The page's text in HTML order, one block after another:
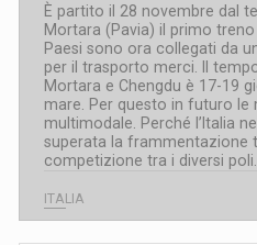
È partito il 28 novembre dal
Mortara (Pavia) il primo
Paesi sono ora collegati da
per il trasporto merci. Il
Mortara e Chengdu è 17-19
mare. Per questo in futuro le
multimodale. Perché l’Italia
superata la frammentazione
competizione tra i diversi poli.
ITALIA